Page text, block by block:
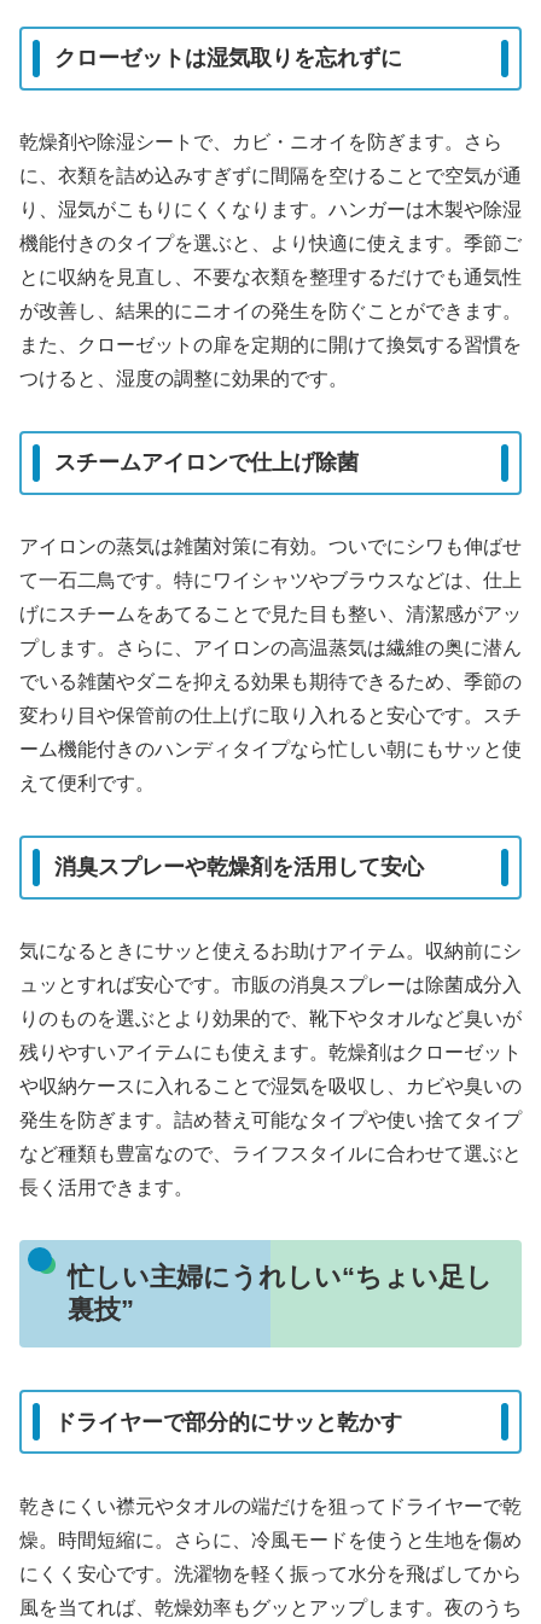
クローゼットは湿気取りを忘れずに
乾燥剤や除湿シートで、カビ・ニオイを防ぎます。さら
に、衣類を詰め込みすぎずに間隔を空けることで空気が通
り、湿気がこもりにくくなります。ハンガーは木製や除湿
機能付きのタイプを選ぶと、より快適に使えます。季節ご
とに収納を見直し、不要な衣類を整理するだけでも通気性
が改善し、結果的にニオイの発生を防ぐことができます。
また、クローゼットの扉を定期的に開けて換気する習慣を
つけると、湿度の調整に効果的です。
スチームアイロンで仕上げ除菌
アイロンの蒸気は雑菌対策に有効。ついでにシワも伸ばせ
て一石二鳥です。特にワイシャツやブラウスなどは、仕上
げにスチームをあてることで見た目も整い、清潔感がアッ
プします。さらに、アイロンの高温蒸気は繊維の奥に潜ん
でいる雑菌やダニを抑える効果も期待できるため、季節の
変わり目や保管前の仕上げに取り入れると安心です。スチ
ーム機能付きのハンディタイプなら忙しい朝にもサッと使
えて便利です。
消臭スプレーや乾燥剤を活用して安心
気になるときにサッと使えるお助けアイテム。収納前にシ
ュッとすれば安心です。市販の消臭スプレーは除菌成分入
りのものを選ぶとより効果的で、靴下やタオルなど臭いが
残りやすいアイテムにも使えます。乾燥剤はクローゼット
や収納ケースに入れることで湿気を吸収し、カビや臭いの
発生を防ぎます。詰め替え可能なタイプや使い捨てタイプ
など種類も豊富なので、ライフスタイルに合わせて選ぶと
長く活用できます。
忙しい主婦にうれしい“ちょい足し
裏技”
ドライヤーで部分的にサッと乾かす
乾きにくい襟元やタオルの端だけを狙ってドライヤーで乾
燥。時間短縮に。さらに、冷風モードを使うと生地を傷め
にくく安心です。洗濯物を軽く振って水分を飛ばしてから
風を当てれば、乾燥効率もグッとアップします。夜のうち